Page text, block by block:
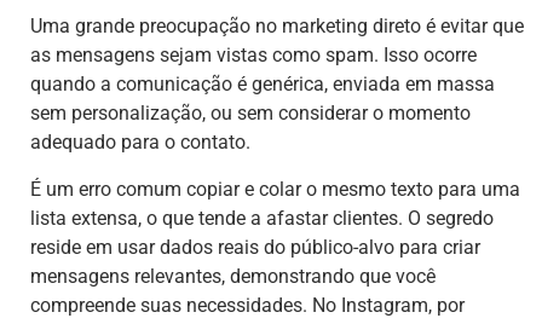
Uma grande preocupação no marketing direto é evitar que
as mensagens sejam vistas como spam. Isso ocorre
quando a comunicação é genérica, enviada em massa
sem personalização, ou sem considerar o momento
adequado para o contato.
É um erro comum copiar e colar o mesmo texto para uma
lista extensa, o que tende a afastar clientes. O segredo
reside em usar dados reais do público-alvo para criar
mensagens relevantes, demonstrando que você
compreende suas necessidades. No Instagram, por